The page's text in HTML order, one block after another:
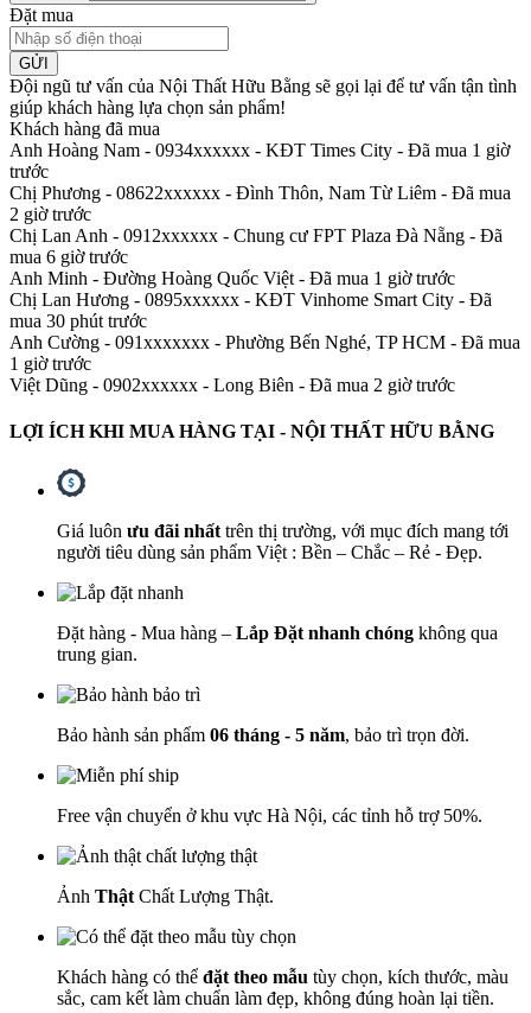
Đặt mua
GỬI
Đội ngũ tư vấn của Nội Thất Hữu Bằng sẽ gọi lại để tư vấn tận tình
giúp khách hàng lựa chọn sản phẩm!
Khách hàng đã mua
Anh Hoàng Nam - 0934xxxxxx - KĐT Times City - Đã mua 1 giờ
trước
Chị Phương - 08622xxxxxx - Đình Thôn, Nam Từ Liêm - Đã mua
2 giờ trước
Chị Lan Anh - 0912xxxxxx - Chung cư FPT Plaza Đà Nẵng - Đã
mua 6 giờ trước
Anh Minh - Đường Hoàng Quốc Việt - Đã mua 1 giờ trước
Chị Lan Hương - 0895xxxxxx - KĐT Vinhome Smart City - Đã
mua 30 phút trước
Anh Cường - 091xxxxxxx - Phường Bến Nghé, TP HCM - Đã mua
1 giờ trước
Việt Dũng - 0902xxxxxx - Long Biên - Đã mua 2 giờ trước
LỢI ÍCH KHI MUA HÀNG TẠI - NỘI THẤT HỮU BẰNG
Giá luôn ưu đãi nhất trên thị trường, với mục đích mang tới
người tiêu dùng sản phẩm Việt : Bền – Chắc – Rẻ - Đẹp.
Đặt hàng - Mua hàng – Lắp Đặt nhanh chóng không qua
trung gian.
Bảo hành sản phẩm 06 tháng - 5 năm, bảo trì trọn đời.
Free vận chuyển ở khu vực Hà Nội, các tỉnh hỗ trợ 50%.
Ảnh Thật Chất Lượng Thật.
Khách hàng có thể đặt theo mẫu tùy chọn, kích thước, màu
sắc, cam kết làm chuẩn làm đẹp, không đúng hoàn lại tiền.